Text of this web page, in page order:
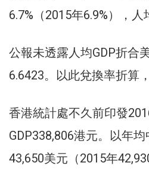
6.7%（2015年6.9%），人
公報未透露人均GDP折合
6.6423。以此兌換率折算
香港統計處不久前印發
GDP338,806港元。以年
43,650美元（2015年